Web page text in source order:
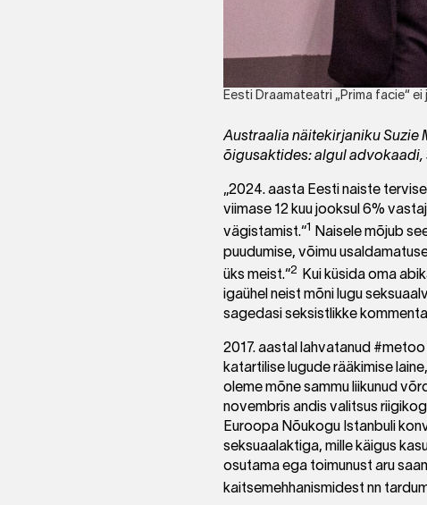
Eesti Draamateatri „Prima facie“
Austraalia näitekirjaniku Suzie
õigusaktides: algul advokaadi,
„2024. aasta Eesti naiste
viimase 12 kuu jooksul 6%
vägistamist.“1
Naisele mõjub
puudumise, võimu
üks meist.“2 Kui küsida oma
igaühel neist mõni lugu
sagedasi seksistlikke
2017. aastal lahvatanud
katartilise lugude rääkimise
oleme mõne sammu liikunud
novembris andis valitsus
Euroopa Nõukogu Istanbuli
seksuaalaktiga, mille käigus
osutama ega toimunust aru
kaitsemehhanismidest nn